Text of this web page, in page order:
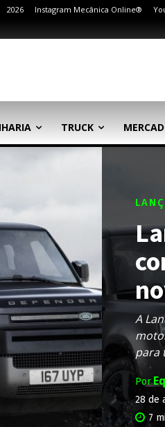
2026 Instagram Mecânica Online®
TRUCK
A
para
Por
28 de
7